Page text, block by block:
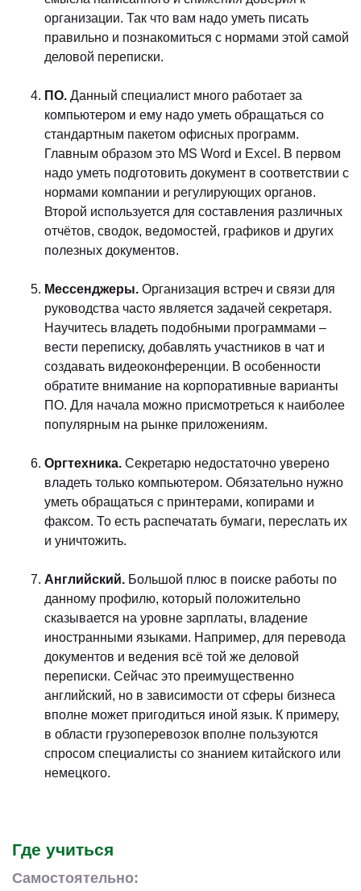
организации. Так что вам надо уметь писать
правильно и познакомиться с нормами этой самой
деловой переписки.
ПО. Данный специалист много работает за
компьютером и ему надо уметь обращаться со
стандартным пакетом офисных программ.
Главным образом это MS Word и Excel. В первом
надо уметь подготовить документ в соответствии с
нормами компании и регулирующих органов.
Второй используется для составления различных
отчётов, сводок, ведомостей, графиков и других
полезных документов.
Мессенджеры. Организация встреч и связи для
руководства часто является задачей секретаря.
Научитесь владеть подобными программами –
вести переписку, добавлять участников в чат и
создавать видеоконференции. В особенности
обратите внимание на корпоративные варианты
ПО. Для начала можно присмотреться к наиболее
популярным на рынке приложениям.
Оргтехника. Секретарю недостаточно уверено
владеть только компьютером. Обязательно нужно
уметь обращаться с принтерами, копирами и
факсом. То есть распечатать бумаги, переслать их
и уничтожить.
Английский. Большой плюс в поиске работы по
данному профилю, который положительно
сказывается на уровне зарплаты, владение
иностранными языками. Например, для перевода
документов и ведения всё той же деловой
переписки. Сейчас это преимущественно
английский, но в зависимости от сферы бизнеса
вполне может пригодиться иной язык. К примеру,
в области грузоперевозок вполне пользуются
спросом специалисты со знанием китайского или
немецкого.
Где учиться
Самостоятельно: